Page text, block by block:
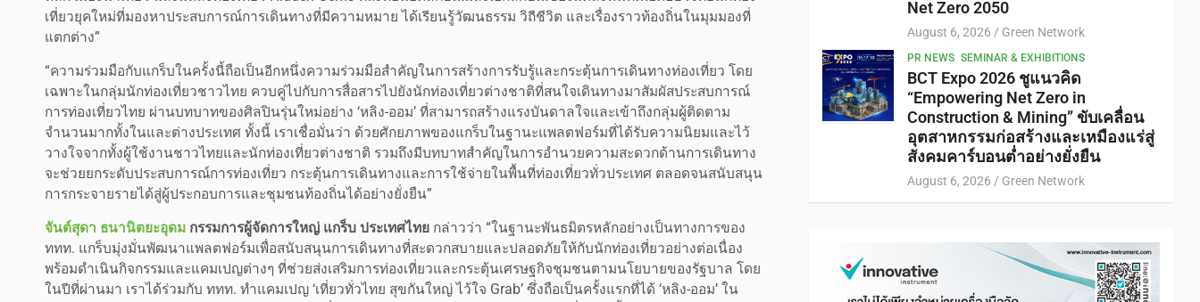
เที่ยวยุคใหม่ที่มองหาประสบการณ์การเดินทางที่มีความหมาย ได้เรียนรู้วัฒนธรรม วิถีชีวิต และเรื่องราวท้องถิ่นในมุมมองที่
แตกต่าง”
“ความร่วมมือกับแกร็บในครั้งนี้ถือเป็นอีกหนึ่งความร่วมมือสำคัญในการสร้างการรับรู้และกระตุ้นการเดินทางท่องเที่ยว โดย
เฉพาะในกลุ่มนักท่องเที่ยวชาวไทย ควบคู่ไปกับการสื่อสารไปยังนักท่องเที่ยวต่างชาติที่สนใจเดินทางมาสัมผัสประสบการณ์
การท่องเที่ยวไทย ผ่านบทบาทของศิลปินรุ่นใหม่อย่าง ‘หลิง-ออม’ ที่สามารถสร้างแรงบันดาลใจและเข้าถึงกลุ่มผู้ติดตาม
จำนวนมากทั้งในและต่างประเทศ ทั้งนี้ เราเชื่อมั่นว่า ด้วยศักยภาพของแกร็บในฐานะแพลตฟอร์มที่ได้รับความนิยมและไว้
วางใจจากทั้งผู้ใช้งานชาวไทยและนักท่องเที่ยวต่างชาติ รวมถึงมีบทบาทสำคัญในการอำนวยความสะดวกด้านการเดินทาง
จะช่วยยกระดับประสบการณ์การท่องเที่ยว กระตุ้นการเดินทางและการใช้จ่ายในพื้นที่ท่องเที่ยวทั่วประเทศ ตลอดจนสนับสนุน
การกระจายรายได้สู่ผู้ประกอบการและชุมชนท้องถิ่นได้อย่างยั่งยืน”
จันต์สุดา ธนานิตยะอุดม กรรมการผู้จัดการใหญ่ แกร็บ ประเทศไทย กล่าวว่า “ในฐานะพันธมิตรหลักอย่างเป็นทางการของ
ททท. แกร็บมุ่งมั่นพัฒนาแพลตฟอร์มเพื่อสนับสนุนการเดินทางที่สะดวกสบายและปลอดภัยให้กับนักท่องเที่ยวอย่างต่อเนื่อง
พร้อมดำเนินกิจกรรมและแคมเปญต่างๆ ที่ช่วยส่งเสริมการท่องเที่ยวและกระตุ้นเศรษฐกิจชุมชนตามนโยบายของรัฐบาล โดย
ในปีที่ผ่านมา เราได้ร่วมกับ ททท. ทำแคมเปญ ‘เที่ยวทั่วไทย สุขกันใหญ่ ไว้ใจ Grab’ ซึ่งถือเป็นครั้งแรกที่ได้ ‘หลิง-ออม’ ใน
Net Zero 2050
August 6, 2026 Green Network
PR NEWS SEMINAR & EXHIBITIONS
BCT Expo 2026 ชูแนวคิด
“Empowering Net Zero in
Construction & Mining” ขับเคลื่อน
อุตสาหกรรมก่อสร้างและเหมืองแร่สู่
สังคมคาร์บอนต่ำอย่างยั่งยืน
August 6, 2026 Green Network